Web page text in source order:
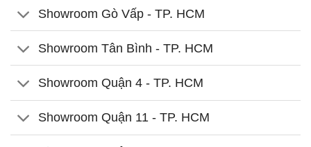
Showroom Gò Vấp - TP. HCM
Showroom Tân Bình - TP. HCM
Showroom Quận 4 - TP. HCM
Showroom Quận 11 - TP. HCM